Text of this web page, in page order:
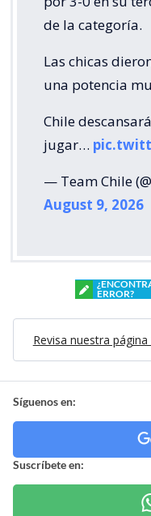
de la categoría.
Las chicas
una potencia
Chile
jugar…
— Team Chile
August 9, 2026
ERROR?
Revisa nuestra
Síguenos en:
Suscríbete en: